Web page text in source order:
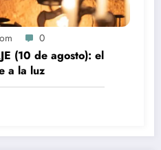
0
(10 de agosto): el
a la luz